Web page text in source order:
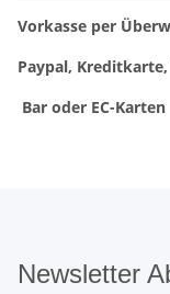
Vorkasse per
Paypal,
Bar oder EC-Karten
Newsletter